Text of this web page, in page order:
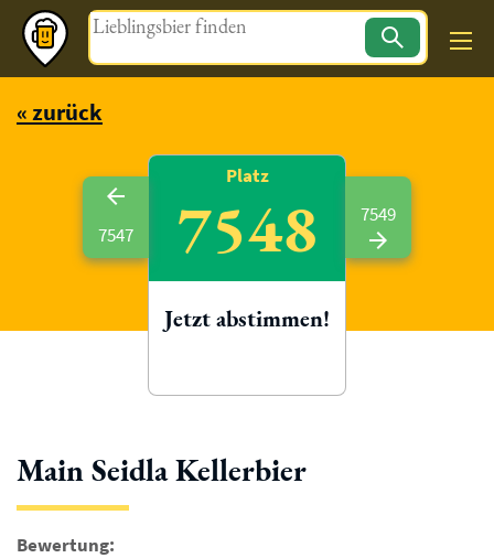
Magazin
« zurück
Main Seidla Kellerbier
Bewertung:
7547
Platz
7548
Jetzt abstimmen!
7549